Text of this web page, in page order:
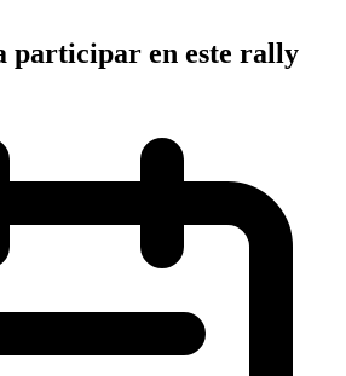
participar en este rally